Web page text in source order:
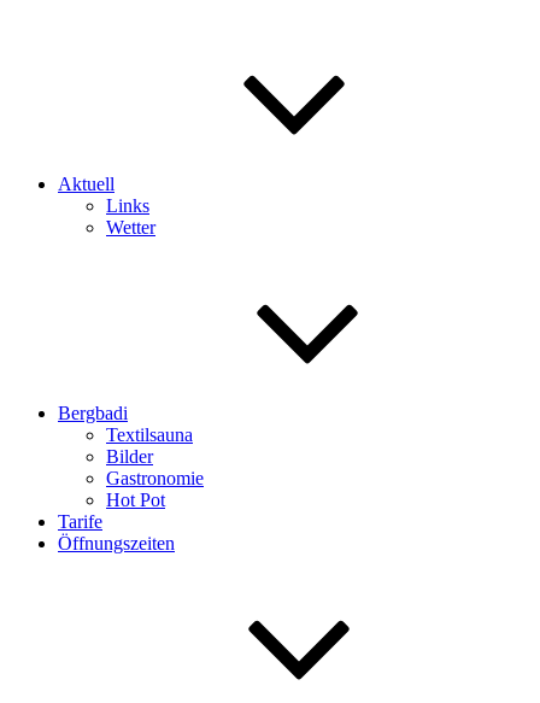
Aktuell
Links
Wetter
Bergbadi
Textilsauna
Bilder
Gastronomie
Hot Pot
Tarife
Öffnungszeiten